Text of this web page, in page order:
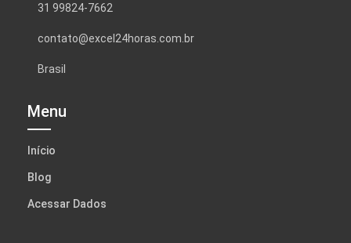
31 99824-7662
contato@excel24horas.com.br
Brasil
Menu
Início
Blog
Acessar Dados